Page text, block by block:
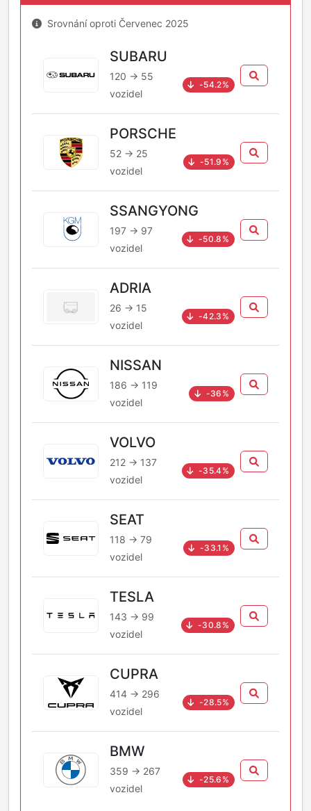
Srovnání oproti Červenec 2025
SUBARU
120 → 55
vozidel
-54.2%
PORSCHE
52 → 25
vozidel
-51.9%
SSANGYONG
197 → 97
vozidel
-50.8%
ADRIA
26 → 15
vozidel
-42.3%
NISSAN
186 → 119
vozidel
-36%
VOLVO
212 → 137
vozidel
-35.4%
SEAT
118 → 79
vozidel
-33.1%
TESLA
143 → 99
vozidel
-30.8%
CUPRA
414 → 296
vozidel
-28.5%
BMW
359 → 267
vozidel
-25.6%